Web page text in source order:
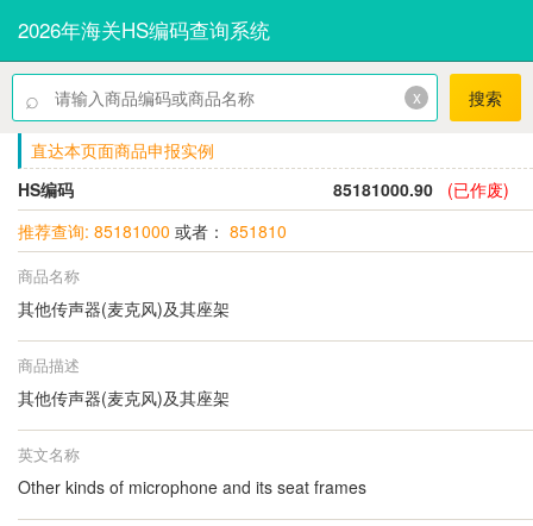
2026年海关HS编码查询系统
⌕ x 搜索
直达本页面商品申报实例
HS编码
85181000.90
(已作废)
推荐查询: 85181000 或者： 851810
商品名称
其他传声器(麦克风)及其座架
商品描述
其他传声器(麦克风)及其座架
英文名称
Other kinds of microphone and its seat frames